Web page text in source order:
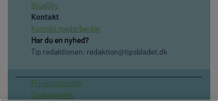
BlueSky
Kontakt
Kontakt medarbejder
Har du en nyhed?
Tip redaktionen: redaktion@tipsbladet.dk
Privatilvspolitik
Cookiepolitik